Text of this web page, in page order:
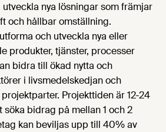
nya lösningar som främjar
och hållbar omställning.
och utveckla nya eller
produkter, tjänster, processer
bidra till ökad nytta och
i livsmedelskedjan och
Projekttiden är 12-24
söka bidrag på mellan 1 och 2
kan beviljas upp till 40% av